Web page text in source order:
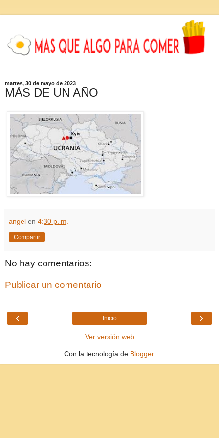
martes, 30 de mayo de 2023
MÁS DE UN AÑO
angel en 4:30 p. m.
Compartir
No hay comentarios:
Publicar un comentario
‹ ›
Inicio
Ver versión web
Con la tecnología de Blogger.